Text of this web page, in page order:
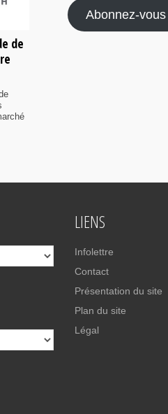
de
Abonnez-vous
LIENS
Infolettre
Contact
Présentation du site
Plan du site
Légal